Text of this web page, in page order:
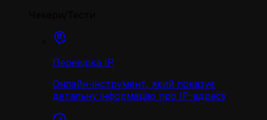
Перевірка IP
Онлайн-інструмент, який показує
детальну інформацію про IP-адресу